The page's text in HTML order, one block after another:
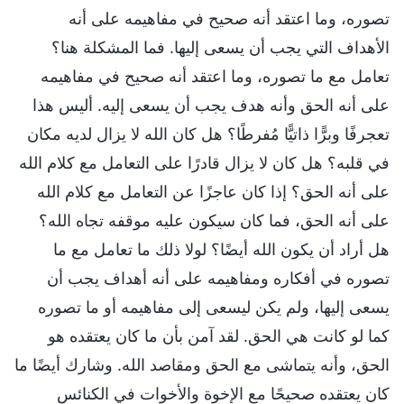
تصوره، وما اعتقد أنه صحيح في مفاهيمه على أنه
الأهداف التي يجب أن يسعى إليها. فما المشكلة هنا؟
تعامل مع ما تصوره، وما اعتقد أنه صحيح في مفاهيمه
على أنه الحق وأنه هدف يجب أن يسعى إليه. أليس هذا
تعجرفًا وبرًّا ذاتيًّا مُفرطًا؟ هل كان الله لا يزال لديه مكان
في قلبه؟ هل كان لا يزال قادرًا على التعامل مع كلام الله
على أنه الحق؟ إذا كان عاجزًا عن التعامل مع كلام الله
على أنه الحق، فما كان سيكون عليه موقفه تجاه الله؟
هل أراد أن يكون الله أيضًا؟ لولا ذلك ما تعامل مع ما
تصوره في أفكاره ومفاهيمه على أنه أهداف يجب أن
يسعى إليها، ولم يكن ليسعى إلى مفاهيمه أو ما تصوره
كما لو كانت هي الحق. لقد آمن بأن ما كان يعتقده هو
الحق، وأنه يتماشى مع الحق ومقاصد الله. وشارك أيضًا ما
كان يعتقده صحيحًا مع الإخوة والأخوات في الكنائس